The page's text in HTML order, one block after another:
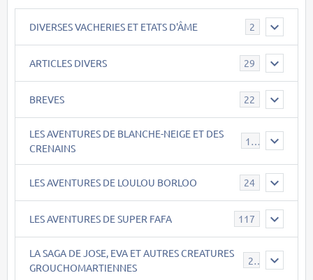
DIVERSES VACHERIES ET ETATS D'ÂME 2
ARTICLES DIVERS 29
BREVES 22
LES AVENTURES DE BLANCHE-NEIGE ET DES
CRENAINS
17
LES AVENTURES DE LOULOU BORLOO 24
LES AVENTURES DE SUPER FAFA 117
LA SAGA DE JOSE, EVA ET AUTRES CREATURES
GROUCHOMARTIENNES
26